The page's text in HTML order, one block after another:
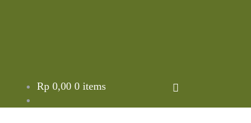
Rp0,00 0 items